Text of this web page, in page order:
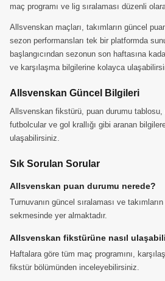
maç programı ve lig sıralaması düzenli
Allsvenskan maçları, takımların güncel
sezon performansları tek bir platformda
başlangıcından sezonun son haftasına
ve karşılaşma bilgilerine kolayca
Allsvenskan Güncel Bilgileri
Allsvenskan fikstürü, puan durumu tablosu,
futbolcular ve gol krallığı gibi aranan
ulaşabilirsiniz.
Sık Sorulan Sorular
Allsvenskan puan durumu nerede?
Turnuvanın güncel sıralaması ve
sekmesinde yer almaktadır.
Allsvenskan fikstürüne nasıl
Haftalara göre tüm maç programını,
fikstür bölümünden inceleyebilirsiniz.